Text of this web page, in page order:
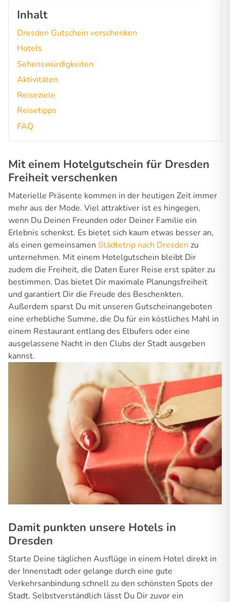
Inhalt
Dresden Gutschein verschenken
Hotels
Sehenswürdigkeiten
Aktivitäten
Reiseziele
Reisetipps
FAQ
Mit einem Hotelgutschein für Dresden
Freiheit verschenken
Materielle Präsente kommen in der heutigen Zeit immer
mehr aus der Mode. Viel attraktiver ist es hingegen,
wenn Du Deinen Freunden oder Deiner Familie ein
Erlebnis schenkst. Es bietet sich kaum etwas besser an,
als einen gemeinsamen Städtetrip nach Dresden zu
unternehmen. Mit einem Hotelgutschein bleibt Dir
zudem die Freiheit, die Daten Eurer Reise erst später zu
bestimmen. Das bietet Dir maximale Planungsfreiheit
und garantiert Dir die Freude des Beschenkten.
Außerdem sparst Du mit unseren Gutscheinangeboten
eine erhebliche Summe, die Du für ein köstliches Mahl in
einem Restaurant entlang des Elbufers oder eine
ausgelassene Nacht in den Clubs der Stadt ausgeben
kannst.
Damit punkten unsere Hotels in
Dresden
Starte Deine täglichen Ausflüge in einem Hotel direkt in
der Innenstadt oder gelange durch eine gute
Verkehrsanbindung schnell zu den schönsten Spots der
Stadt. Selbstverständlich lässt Du Dir zuvor ein